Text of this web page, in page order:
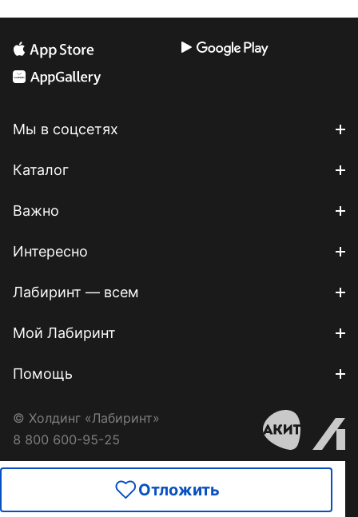
Отложить
Мы в соцсетях
Каталог
Важно
Интересно
Лабиринт — всем
Мой Лабиринт
Помощь
© Холдинг «Лабиринт»
8 800 600-95-25